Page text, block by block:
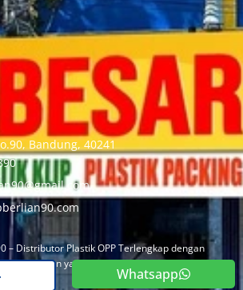
Bandung, 40241
– Distributor Plastik OPP Terlengkap dengan
Dari Bahan yang Berkualitas.
Whatsapp